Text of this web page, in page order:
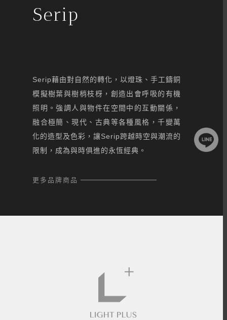
Serip
Serip藉由對自然的轉化，以燈珠、手工鑄銅
模擬樹葉與樹梢枝枒，創造出會呼吸的有機
照明。強調人與物件在空間中的互動關係，
融合極簡、現代、古典等各種風格，千變萬
化的造型及色彩，讓Serip跨越時空與潮流的
限制，成為與時俱進的永恆經典。
更多品牌商品